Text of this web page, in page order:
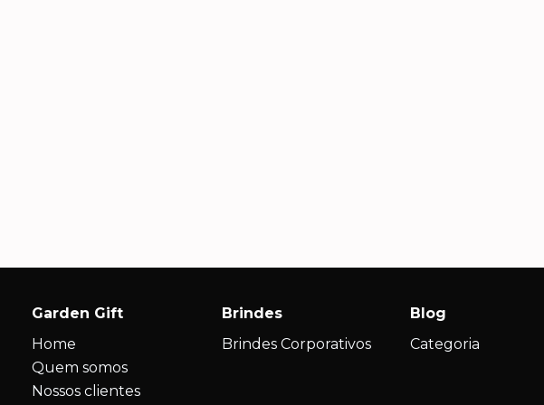
Garden Gift
Home
Quem somos
Nossos clientes
Brindes
Brindes Corporativos
Blog
Categoria